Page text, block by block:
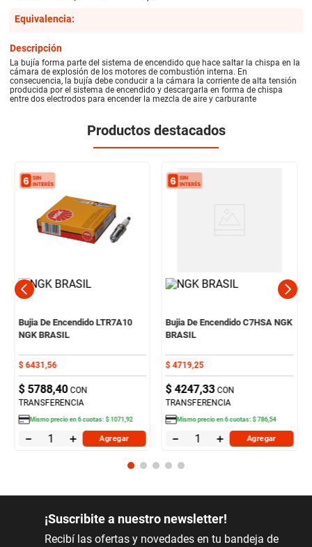
Equivalencia:
Descripción
La bujía forma parte del sistema de encendido que hace saltar la chispa en la
cámara de explosión de los motores de combustión interna. En
consecuencia, la bujía debe conducir a la cámara la corriente de alta tensión
producida por el sistema de encendido y descargarla en forma de chispa
entre dos electrodos para encender la mezcla de aire y carburante
Productos destacados
Bujia De Encendido LTR7A10
NGK BRASIL
$ 6431 ,56
$ 5788,40 CON
TRANSFERENCIA
Mismo precio en6cuotas:$ 1071 ,92
＋
－ Agregar
Bujia De Encendido C7HSA NGK
BRASIL
$ 4719,25
$ 4247,33 CON
TRANSFERENCIA
Mismo precio en6cuotas:$ 786,54
＋
－ Agregar
¡Suscribite a nuestro newsletter!
Recibí las ofertas y novedades en tu bandeja de